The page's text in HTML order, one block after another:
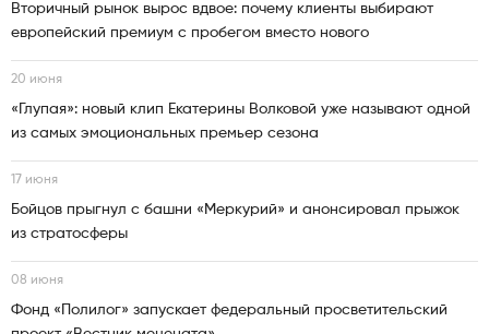
Вторичный рынок вырос вдвое: почему клиенты выбирают
европейский премиум с пробегом вместо нового
20 июня
«Глупая»: новый клип Екатерины Волковой уже называют одной
из самых эмоциональных премьер сезона
17 июня
Бойцов прыгнул с башни «Меркурий» и анонсировал прыжок
из стратосферы
08 июня
Фонд «Полилог» запускает федеральный просветительский